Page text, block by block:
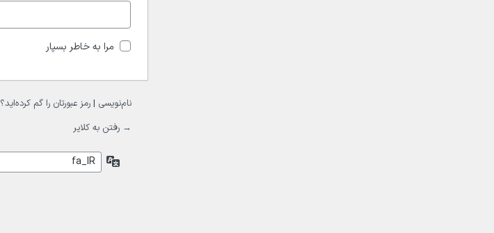
مرا به خاطر بسپار
نام‌نویسی | رمز عبورتان را گم کرده‌اید؟
→ رفتن به کلایر
زبان